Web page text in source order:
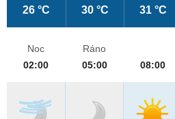
26 °C 30 °C 31 °C
Noc
02:00
Ráno
05:00
08:00